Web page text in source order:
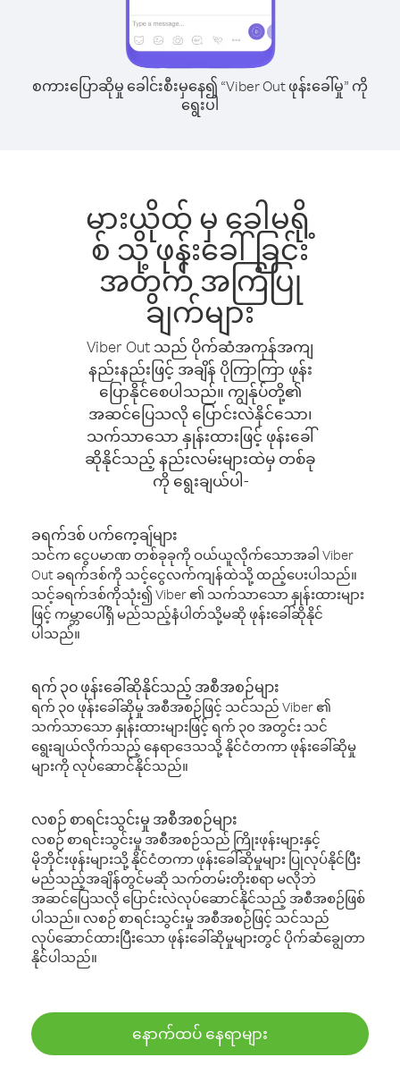
စကားပြောဆိုမှု ခေါင်းစီးမှနေ၍ “Viber Out ဖုန်းခေါ်မှု” ကို
ရွေးပါ
မားယိုထ် မှ ခေါမရို့
စ် သို့ ဖုန်းခေါ်ခြင်း
အတွက် အကြံပြု
ချက်များ
Viber Out သည် ပိုက်ဆံအကုန်အကျ
နည်းနည်းဖြင့် အချိန် ပိုကြာကြာ ဖုန်း
ပြောနိုင်စေပါသည်။ ကျွန်ုပ်တို့၏
အဆင်ပြေသလို ပြောင်းလဲနိုင်သော၊
သက်သာသော နှုန်းထားဖြင့် ဖုန်းခေါ်
ဆိုနိုင်သည့် နည်းလမ်းများထဲမှ တစ်ခု
ကို ရွေးချယ်ပါ-
ခရက်ဒစ် ပက်ကေ့ချ်များ
သင်က ငွေပမာဏ တစ်ခုခုကို ဝယ်ယူလိုက်သောအခါ Viber
Out ခရက်ဒစ်ကို သင့်ငွေလက်ကျန်ထဲသို့ ထည့်ပေးပါသည်။
သင့်ခရက်ဒစ်ကိုသုံး၍ Viber ၏ သက်သာသော နှုန်းထားများ
ဖြင့် ကမ္ဘာပေါ်ရှိ မည်သည့်နံပါတ်သို့မဆို ဖုန်းခေါ်ဆိုနိုင်
ပါသည်။
ရက် ၃၀ ဖုန်းခေါ်ဆိုနိုင်သည့် အစီအစဉ်များ
ရက် ၃၀ ဖုန်းခေါ်ဆိုမှု အစီအစဉ်ဖြင့် သင်သည် Viber ၏
သက်သာသော နှုန်းထားများဖြင့် ရက် ၃၀ အတွင်း သင်
ရွေးချယ်လိုက်သည့် နေရာဒေသသို့ နိုင်ငံတကာ ဖုန်းခေါ်ဆိုမှု
များကို လုပ်ဆောင်နိုင်သည်။
လစဉ် စာရင်းသွင်းမှု အစီအစဉ်များ
လစဉ် စာရင်းသွင်းမှု အစီအစဉ်သည် ကြိုးဖုန်းများနှင့်
မိုဘိုင်းဖုန်းများသို့ နိုင်ငံတကာ ဖုန်းခေါ်ဆိုမှုများ ပြုလုပ်နိုင်ပြီး
မည်သည့်အချိန်တွင်မဆို သက်တမ်းတိုးစရာ မလိုဘဲ
အဆင်ပြေသလို ပြောင်းလဲလုပ်ဆောင်နိုင်သည့် အစီအစဉ်ဖြစ်
ပါသည်။ လစဉ် စာရင်းသွင်းမှု အစီအစဉ်ဖြင့် သင်သည်
လုပ်ဆောင်ထားပြီးသော ဖုန်းခေါ်ဆိုမှုများတွင် ပိုက်ဆံချွေတာ
နိုင်ပါသည်။
နောက်ထပ် နေရာများ